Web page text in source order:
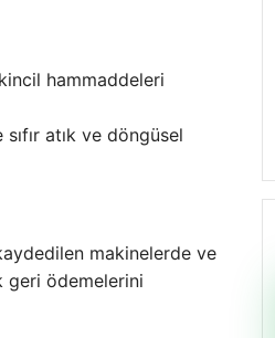
hammaddeleri
atık ve döngüsel
makinelerde ve
geri ödemelerini